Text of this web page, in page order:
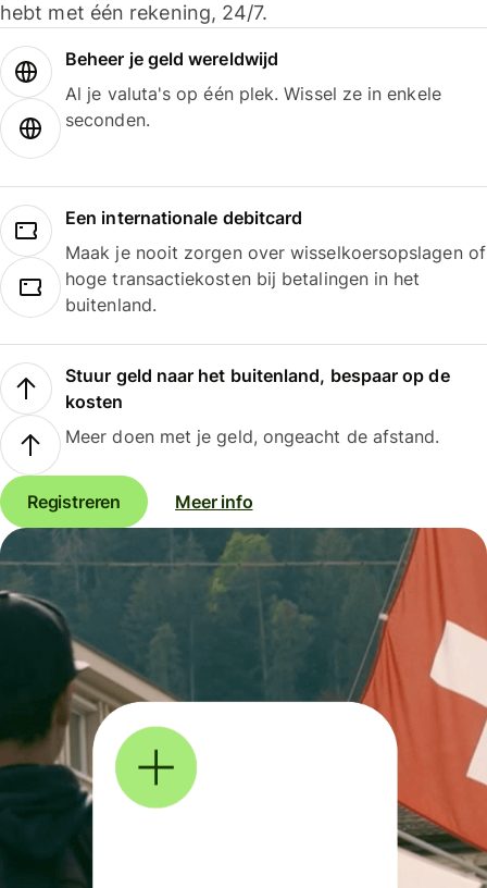
hebt met één rekening, 24/7.
Beheer je geld wereldwijd
Al je valuta's op één plek. Wissel ze in enkele
seconden.
Een internationale debitcard
Maak je nooit zorgen over wisselkoersopslagen of
hoge transactiekosten bij betalingen in het
buitenland.
Stuur geld naar het buitenland, bespaar op de
kosten
Meer doen met je geld, ongeacht de afstand.
Registreren Meer info